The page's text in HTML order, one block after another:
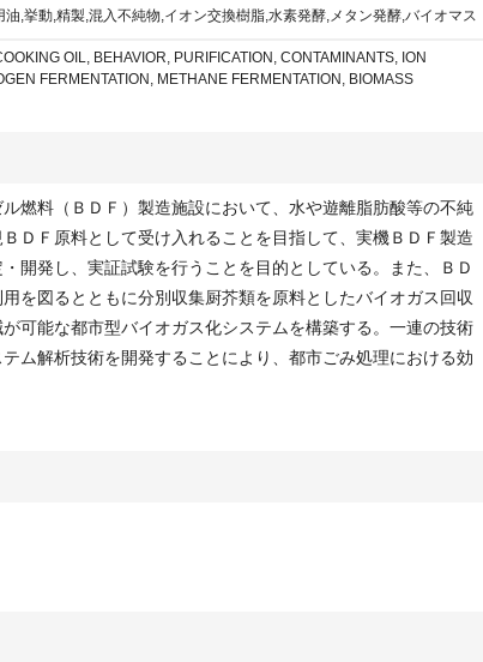
,挙動,精製,混入不純物,イオン交換樹脂,水素発酵,メタン発酵,バイオマス
OIL, BEHAVIOR, PURIFICATION, CONTAMINANTS, ION
FERMENTATION, METHANE FERMENTATION, BIOMASS
燃料（ＢＤＦ）製造施設において、水や遊離脂肪酸等の不純
ＤＦ原料として受け入れることを目指して、実機ＢＤＦ製造
開発し、実証試験を行うことを目的としている。また、ＢＤ
を図るとともに分別収集厨芥類を原料としたバイオガス回収
可能な都市型バイオガス化システムを構築する。一連の技術
ム解析技術を開発することにより、都市ごみ処理における効